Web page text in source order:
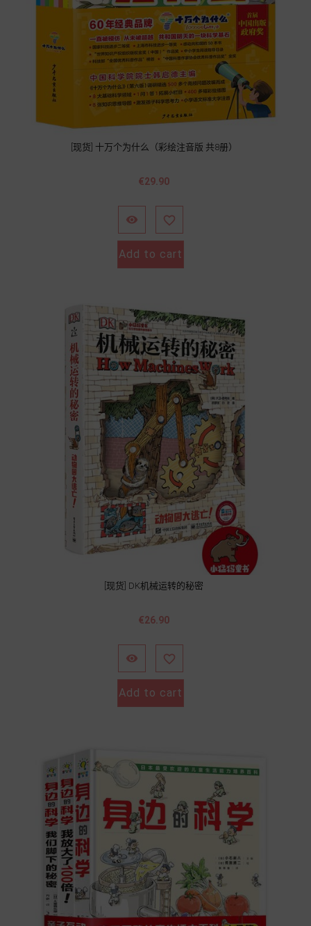
[现货] 十万个为什么（彩绘注音版 共8册）
Price
€29.90
 
Add to cart
[现货] DK机械运转的秘密
Price
€26.90
 
Add to cart